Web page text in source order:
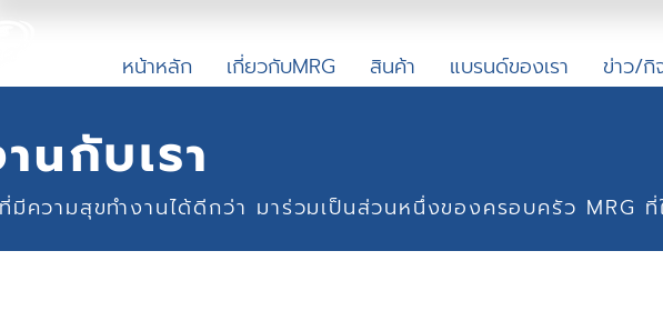
หน้าหลัก เกี่ยวกับMRG สินค้า แบรนด์ของเรา ข่าว/กิ
นกับเรา
ที่มีความสุขทำงานได้ดีกว่า มาร่วมเป็นส่วนหนึ่งของครอบครัว MRG